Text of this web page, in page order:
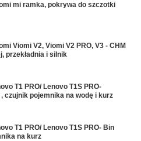
mi ramka, pokrywa do szczotki
Viomi V2, Viomi V2 PRO, V3 - CHM
przekładnia i silnik
T1 PRO/ Lenovo T1S PRO-
czujnik pojemnika na wodę i kurz
T1 PRO/ Lenovo T1S PRO- Bin
na kurz